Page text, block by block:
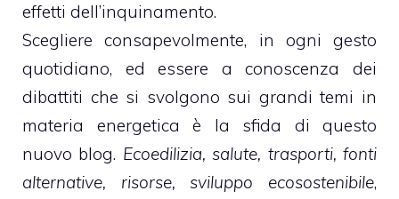
effetti dell’inquinamento.
Scegliere consapevolmente, in ogni gesto
quotidiano, ed essere a conoscenza dei
dibattiti che si svolgono sui grandi temi in
materia energetica è la sfida di questo
nuovo blog. Ecoedilizia, salute, trasporti, fonti
alternative, risorse, sviluppo ecosostenibile,